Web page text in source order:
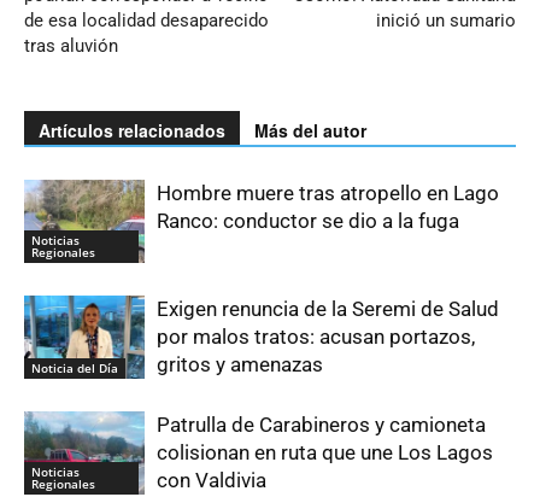
de esa localidad desaparecido
tras aluvión
inició un sumario
Artículos relacionados Más del autor
Noticias
Regionales
Hombre muere tras atropello en Lago
Ranco: conductor se dio a la fuga
Noticia del Día
Exigen renuncia de la Seremi de Salud
por malos tratos: acusan portazos,
gritos y amenazas
Noticias
Regionales
Patrulla de Carabineros y camioneta
colisionan en ruta que une Los Lagos
con Valdivia